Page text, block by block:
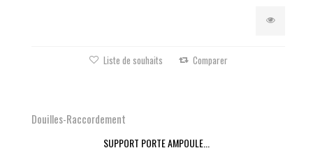
Liste de souhaits Comparer
Douilles-Raccordement
SUPPORT PORTE AMPOULE...